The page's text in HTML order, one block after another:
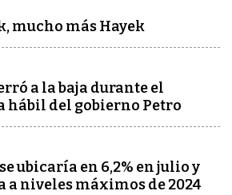
mucho más Hayek
a la baja durante el
hábil del gobierno Petro
ubicaría en 6,2% en julio y
a niveles máximos de 2024